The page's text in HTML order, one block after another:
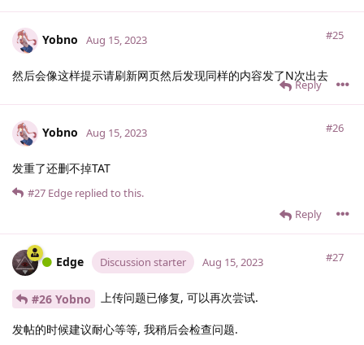
Yobno #25
Aug 15, 2023
然后会像这样提示请刷新网页然后发现同样的内容发了N次出去
Reply
Yobno #26
Aug 15, 2023
发重了还删不掉TAT
Reply
#27 Edge replied to this.
Edge Discussion starter #27
Aug 15, 2023
#26 Yobno 上传问题已修复, 可以再次尝试.
发帖的时候建议耐心等等, 我稍后会检查问题.